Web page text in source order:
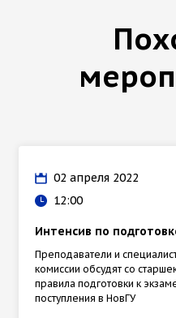
02 апреля 2022
12:00
Интенсив по
Преподаватели и
комиссии обсудят со
правила подготовки к
поступления в НовГУ